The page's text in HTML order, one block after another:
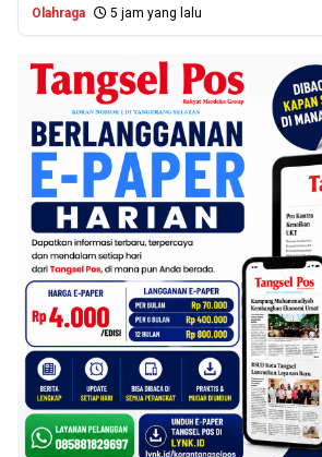
Olahraga 5 jam yang lalu